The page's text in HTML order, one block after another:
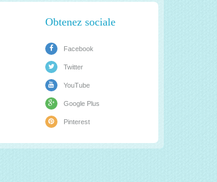
Obtenez sociale
Facebook
Twitter
YouTube
Google Plus
Pinterest